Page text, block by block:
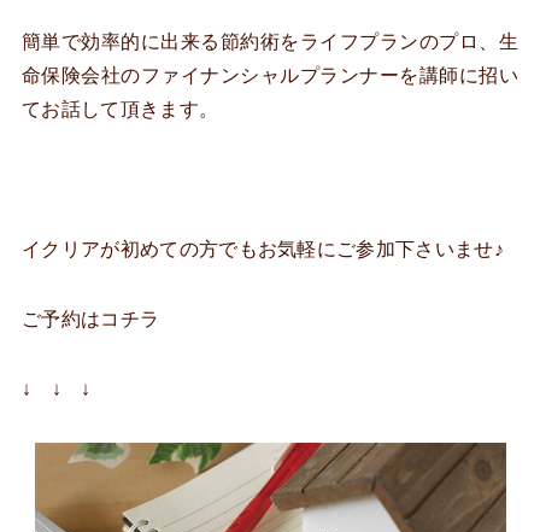
簡単で効率的に出来る節約術をライフプランのプロ、生
命保険会社のファイナンシャルプランナーを講師に招い
てお話して頂きます。
イクリアが初めての方でもお気軽にご参加下さいませ♪
ご予約はコチラ
↓ ↓ ↓